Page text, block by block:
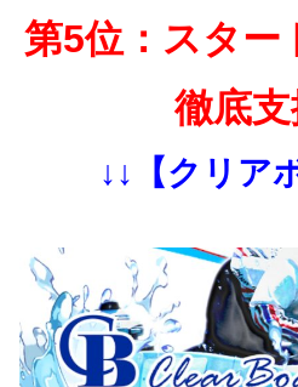
第5位：スター
徹底支
↓↓【クリア